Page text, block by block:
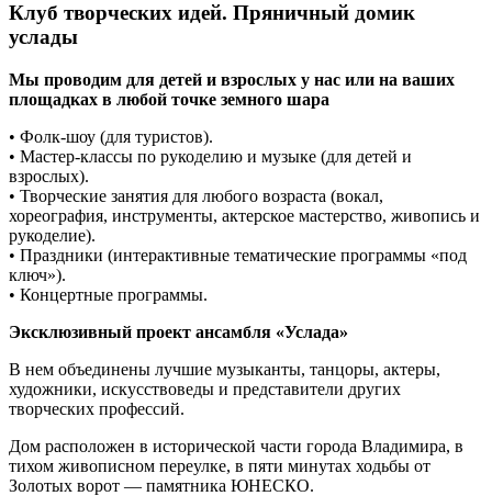
Клуб творческих идей. Пряничный домик
услады
Мы проводим для детей и взрослых у нас или на ваших
площадках в любой точке земного шара
• Фолк-шоу (для туристов).
• Мастер-классы по рукоделию и музыке (для детей и
взрослых).
• Творческие занятия для любого возраста (вокал,
хореография, инструменты, актерское мастерство, живопись и
рукоделие).
• Праздники (интерактивные тематические программы «под
ключ»).
• Концертные программы.
Эксклюзивный проект ансамбля «Услада»
В нем объединены лучшие музыканты, танцоры, актеры,
художники, искусствоведы и представители других
творческих профессий.
Дом расположен в исторической части города Владимира, в
тихом живописном переулке, в пяти минутах ходьбы от
Золотых ворот — памятника ЮНЕСКО.